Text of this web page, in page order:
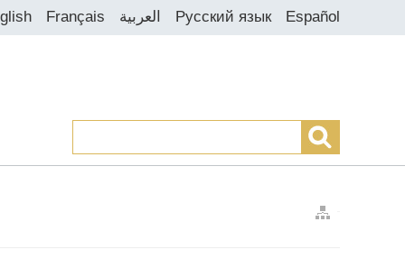
Français العربية Русский язык Español